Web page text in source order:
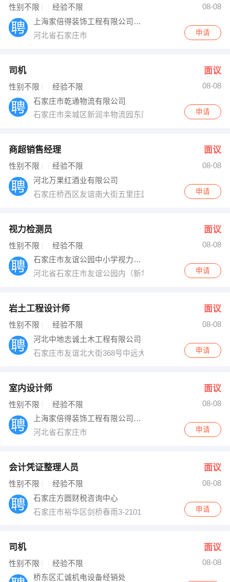
性别不限 经验不限
08-08
上海家倍得装饰工程有限公司石家庄分公司
河北省石家庄市
申请
司机 面议
性别不限 经验不限
08-08
石家庄市乾通物流有限公司
石家庄市栾城区新润丰物流园东门对面未来科技城
申请
商超销售经理 面议
性别不限 经验不限
08-08
河北万果红酒业有限公司
石家庄桥西区友谊南大街五里庄园东区大门口底商枣成
申请
视力检测员 面议
性别不限 经验不限
08-08
石家庄市友谊公园中小学视力保健中心
河北省石家庄市友谊公园内（新华路与友谊大街交口东南
申请
岩土工程设计师 面议
性别不限 经验不限
08-08
河北中地志诚土木工程有限公司
石家庄市友谊北大街368号中远大厦
申请
室内设计师 面议
性别不限 经验不限
08-08
上海家倍得装饰工程有限公司石家庄分公司
河北省石家庄市
申请
会计凭证整理人员 面议
性别不限 经验不限
08-08
石家庄方圆财税咨询中心
石家庄市裕华区剑桥春雨3-2101
申请
司机 面议
性别不限 经验不限
08-08
桥东区汇诚机电设备经销处